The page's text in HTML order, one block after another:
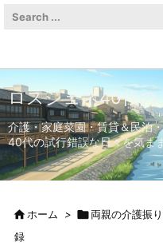
ロスジェネ40代の
介護・家庭菜園・賃貸＆民泊
40代の試行錯誤な日々を気ま
ホーム > 両親の介護振
録